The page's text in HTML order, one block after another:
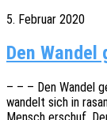
5. Februar 2020
Den
– – – Den Wandel
wandelt sich in